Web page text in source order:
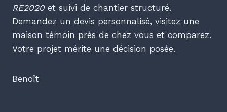
RE2020et suivi de chantier structuré.
Demandez un devis personnalisé, visitez une
maison témoin près de chez vous et comparez.
Votre projet mérite une décision posée.
Benoît